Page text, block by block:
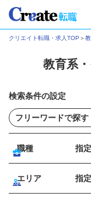
クリエイト転職・求人TOP ＞
教育系
検索条件の設定
職種 指
エリア 指